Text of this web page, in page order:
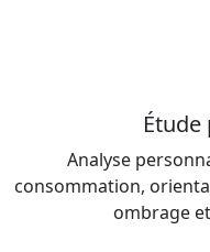
Analyse
consommation,
ombrage